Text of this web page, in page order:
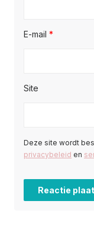
E-mail *
Site
Deze site wordt
privacybeleid en